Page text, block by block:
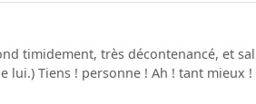
timidement, très décontenancé, et
lui.) Tiens ! personne ! Ah ! tant mieux